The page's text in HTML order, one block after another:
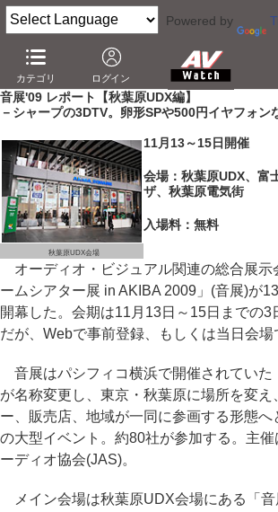
Powered by
カテゴリ ログイン
AV Watch イベント
2009
音展'09 レポート【秋葉原UDX編】
－シャープの3DTV。卵形SPや500円イヤフォン
秋葉原UDX会場
11月13～15日開催
会場：秋葉原UDX、富
ザ、秋葉原電気街
入場料：無料
オーディオ・ビジュアル関連の総合展示
ームシアター展 in AKIBA 2009」(音展)が
開幕した。会期は11月13日～15日までの3
だが、Webで事前登録、もしくは当日会場
音展はパシフィコ横浜で開催されていた
が名称変更し、東京・秋葉原に場所を変え
ー、販売店、地域が一同に参画する形態へ
の大型イベント。約80社が参加する。主
ーディオ協会(JAS)。
メイン会場は秋葉原UDX会場にある「音